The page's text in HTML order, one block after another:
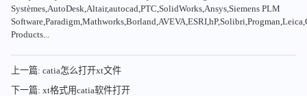
Systèmes,AutoDesk,Altair,autocad,PTC,SolidWorks,Ansys,Siemens PLM
Products...
上一篇: catia怎么打开xt文件
下一篇: xt格式用catia软件打开